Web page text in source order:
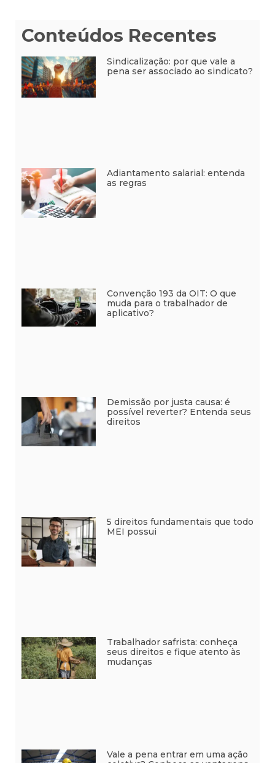
Conteúdos Recentes
Sindicalização: por que vale a
pena ser associado ao sindicato?
Adiantamento salarial: entenda
as regras
Convenção 193 da OIT: O que
muda para o trabalhador de
aplicativo?
Demissão por justa causa: é
possível reverter? Entenda seus
direitos
5 direitos fundamentais que todo
MEI possui
Trabalhador safrista: conheça
seus direitos e fique atento às
mudanças
Vale a pena entrar em uma ação